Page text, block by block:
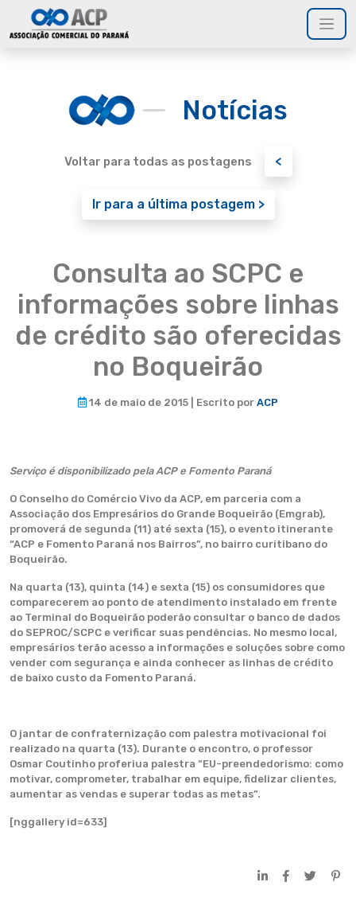
Notícias
Voltar para todas as postagens <
Ir para a última postagem >
Consulta ao SCPC e
informações sobre linhas
de crédito são oferecidas
no Boqueirão
14 de maio de 2015 | Escrito por ACP
Serviço é disponibilizado pela ACP e Fomento Paraná
O Conselho do Comércio Vivo da ACP, em parceria com a
Associação dos Empresários do Grande Boqueirão (Emgrab),
promoverá de segunda (11) até sexta (15), o evento itinerante
“ACP e Fomento Paraná nos Bairros”, no bairro curitibano do
Boqueirão.
Na quarta (13), quinta (14) e sexta (15) os consumidores que
comparecerem ao ponto de atendimento instalado em frente
ao Terminal do Boqueirão poderão consultar o banco de dados
do SEPROC/SCPC e verificar suas pendências. No mesmo local,
empresários terão acesso a informações e soluções sobre como
vender com segurança e ainda conhecer as linhas de crédito
de baixo custo da Fomento Paraná.
O jantar de confraternização com palestra motivacional foi
realizado na quarta (13). Durante o encontro, o professor
Osmar Coutinho proferiua palestra “EU-preendedorismo: como
motivar, comprometer, trabalhar em equipe, fidelizar clientes,
aumentar as vendas e superar todas as metas”.
[nggallery id=633]